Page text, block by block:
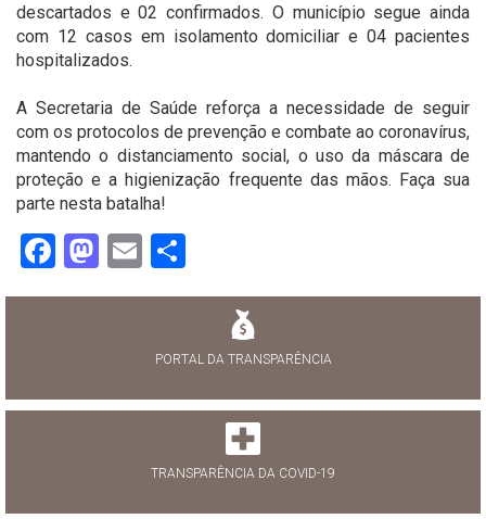
descartados e 02 confirmados. O município segue ainda
com 12 casos em isolamento domiciliar e 04 pacientes
hospitalizados.
A Secretaria de Saúde reforça a necessidade de seguir
com os protocolos de prevenção e combate ao coronavírus,
mantendo o distanciamento social, o uso da máscara de
proteção e a higienização frequente das mãos. Faça sua
parte nesta batalha!
Facebook
Mastodon
Email
PORTAL DA TRANSPARÊNCIA
TRANSPARÊNCIA DA COVID-19